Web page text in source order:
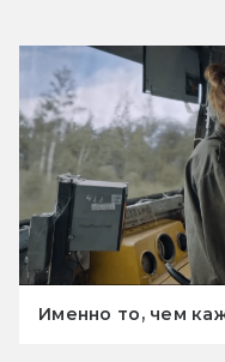
Именно то, чем